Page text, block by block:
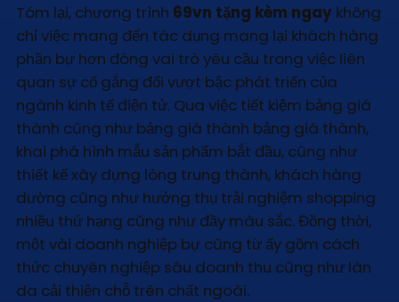
Tóm lại, chương trình 69vn tặng kèm ngay không
chỉ việc mang đến tác dụng mang lại khách hàng
phần bự hơn đóng vai trò yêu cầu trong việc liên
quan sự cố gắng đổi vượt bậc phát triển của
ngành kinh tế điện tử. Qua việc tiết kiệm bảng giá
thành cũng như bảng giá thành bảng giá thành,
khai phá hình mẫu sản phẩm bắt đầu, cũng như
thiết kế xây dựng lòng trung thành, khách hàng
dường cũng như hưởng thụ trải nghiệm shopping
nhiều thứ hạng cũng như đầy màu sắc. Đồng thời,
một vài doanh nghiệp bự cũng từ ấy gồm cách
thức chuyên nghiệp sâu doanh thu cũng như làn
da cải thiện chỗ trên chất ngoài.